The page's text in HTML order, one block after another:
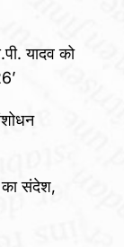
यादव को
का संदेश,